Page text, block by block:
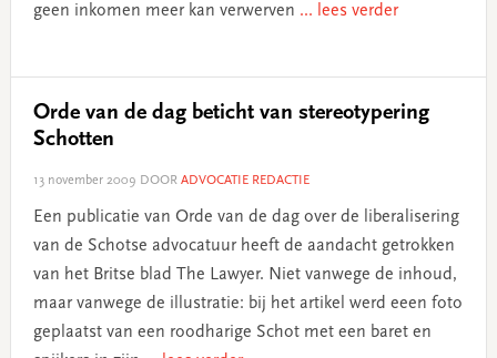
geen inkomen meer kan verwerven ... lees verder
Orde van de dag beticht van stereotypering
Schotten
13 november 2009 DOOR ADVOCATIE REDACTIE
Een publicatie van Orde van de dag over de liberalisering
van de Schotse advocatuur heeft de aandacht getrokken
van het Britse blad The Lawyer. Niet vanwege de inhoud,
maar vanwege de illustratie: bij het artikel werd eeen foto
geplaatst van een roodharige Schot met een baret en